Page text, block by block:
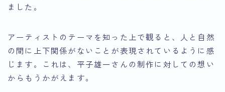
ました。
アーティストのテーマを知った上で観ると、
人と自然
の間に上下関係がないことが表現されている ように感
じます。これは、平子雄一さんの制作に対しての想い
からもうかがえます。